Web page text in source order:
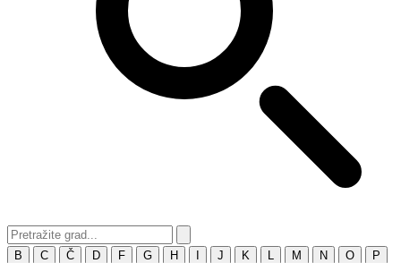
B C Č D F G H J K M N O
P